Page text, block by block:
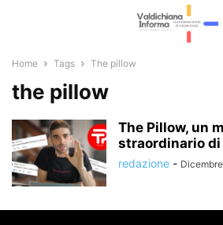
Home Tags The pillow
the pillow
The Pillow, un
straordinario di
redazione -